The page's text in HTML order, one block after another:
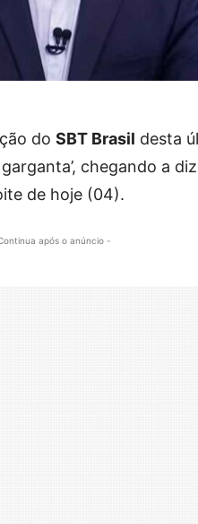
do SBT Brasil desta
chegando a
de hoje (04).
após o anúncio -